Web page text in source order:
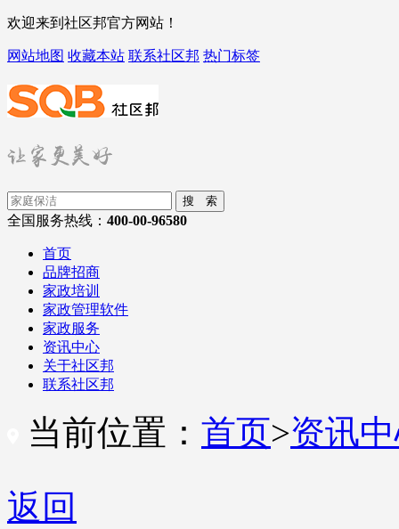
欢迎来到社区邦官方网站！
网站地图 收藏本站 联系社区邦 热门标签
搜 索
全国服务热线： 400-00-96580
首页
品牌招商
家政培训
家政管理软件
家政服务
资讯中心
关于社区邦
联系社区邦
当前位置： 首页>资讯
返回